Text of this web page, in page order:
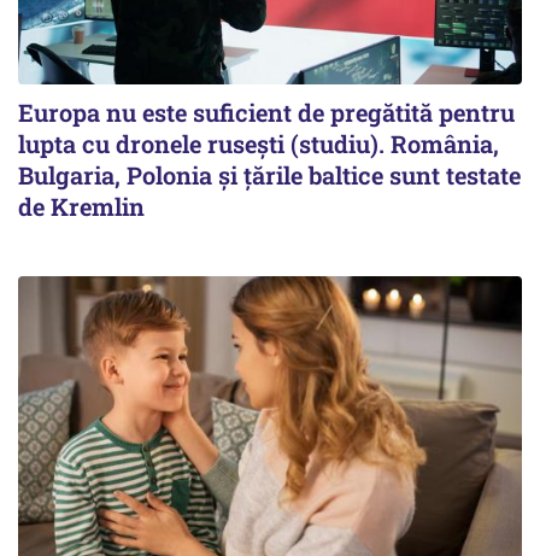
Europa nu este suficient de pregătită pentru
lupta cu dronele rusești (studiu). România,
Bulgaria, Polonia și țările baltice sunt testate
de Kremlin